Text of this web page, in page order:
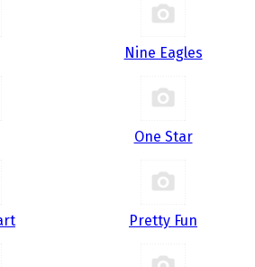
Nine Eagles
One Star
Pretty Fun